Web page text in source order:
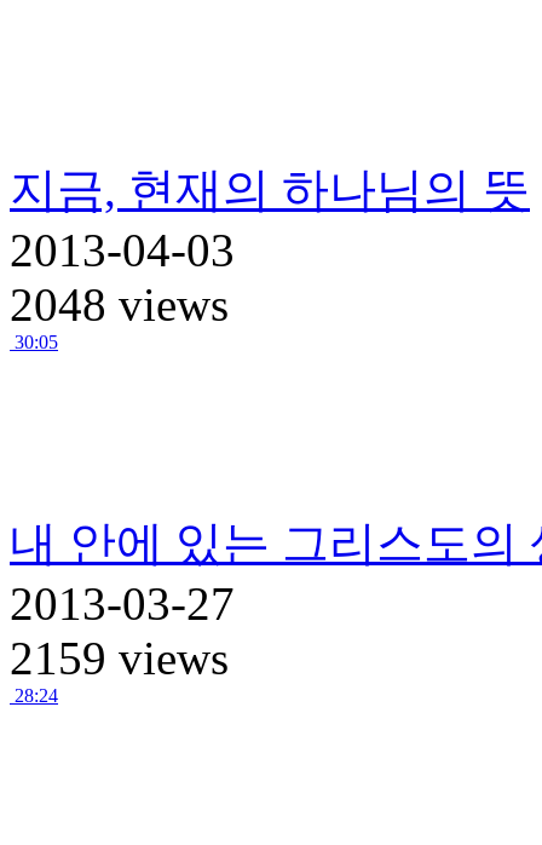
지금, 현재의 하나님의 뜻
2013-04-03
2048 views
30:05
내 안에 있는 그리스도의
2013-03-27
2159 views
28:24